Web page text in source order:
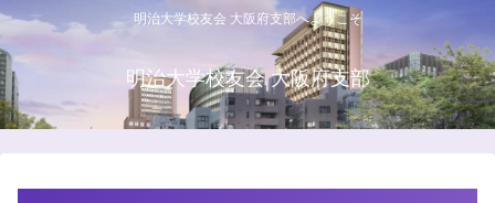
明治大学校友会 大阪府支部へようこそ
明治大学校友会 大阪府支部